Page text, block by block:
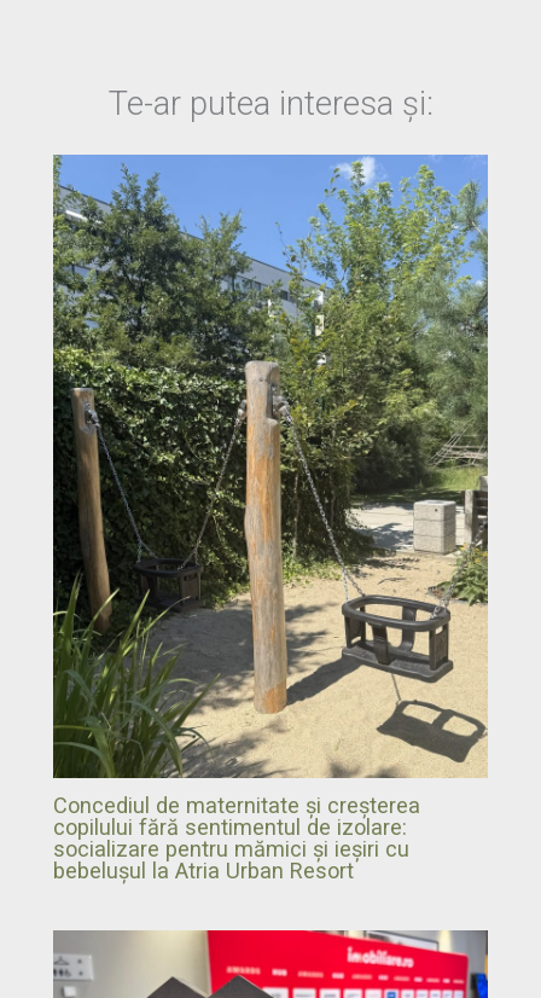
Te-ar putea interesa și:
Concediul de maternitate și creșterea
copilului fără sentimentul de izolare:
socializare pentru mămici și ieșiri cu
bebelușul la Atria Urban Resort